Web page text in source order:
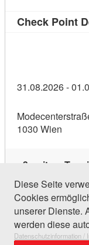
Check Point
31.08.2026 -
1030 Wien
3 weitere
111 Einträge
Diese Seite
Cookies
unserer Dienste.
werden diese
Datenschutzinformation /